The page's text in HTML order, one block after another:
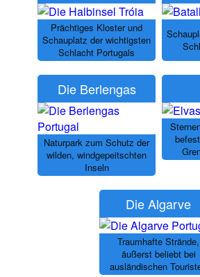
Prächtiges Kloster und
Schauplatz der wichtigsten
Schlacht Portugals
Die Berlengas
Naturpark zum Schutz der
wilden, windgepeitschten
Inseln
Die Algarve
Traumhafte Strände,
äußerst beliebt bei
ausländischen